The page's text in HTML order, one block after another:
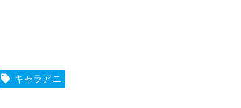
キャラアニ